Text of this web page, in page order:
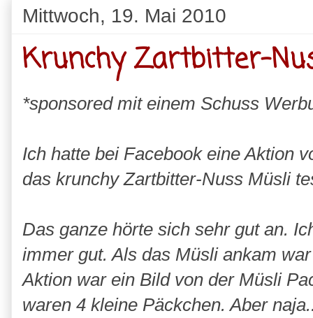
Mittwoch, 19. Mai 2010
Krunchy Zartbitter-
*sponsored mit einem Schuss
Ich hatte bei Facebook eine Aktion
das krunchy Zartbitter-Nuss Müsli
Das ganze hörte sich sehr gut an.
immer gut. Als das Müsli ankam
Aktion war ein Bild von der Müsli
waren 4 kleine Päckchen. Aber